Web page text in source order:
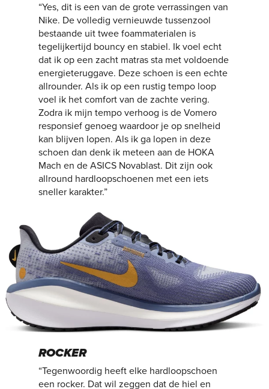
“Yes, dit is een van de grote verrassingen van
Nike. De volledig vernieuwde tussenzool
bestaande uit twee foammaterialen is
tegelijkertijd bouncy en stabiel. Ik voel echt
dat ik op een zacht matras sta met voldoende
energieteruggave. Deze schoen is een echte
allrounder. Als ik op een rustig tempo loop
voel ik het comfort van de zachte vering.
Zodra ik mijn tempo verhoog is de Vomero
responsief genoeg waardoor je op snelheid
kan blijven lopen. Als ik ga lopen in deze
schoen dan denk ik meteen aan de HOKA
Mach en de ASICS Novablast. Dit zijn ook
allround hardloopschoenen met een iets
sneller karakter.”
ROCKER
“Tegenwoordig heeft elke hardloopschoen
een rocker. Dat wil zeggen dat de hiel en